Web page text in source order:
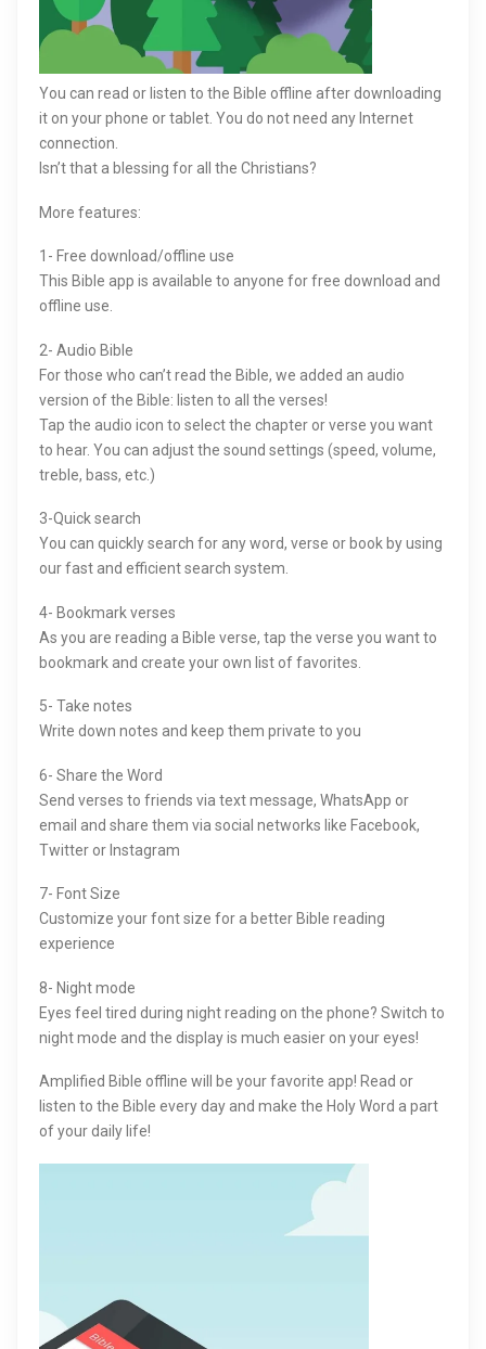
You can read or listen to the Bible offline after downloading
it on your phone or tablet. You do not need any Internet
connection.
Isn’t that a blessing for all the Christians?
More features:
1- Free download/offline use
This Bible app is available to anyone for free download and
offline use.
2- Audio Bible
For those who can’t read the Bible, we added an audio
version of the Bible: listen to all the verses!
Tap the audio icon to select the chapter or verse you want
to hear. You can adjust the sound settings (speed, volume,
treble, bass, etc.)
3-Quick search
You can quickly search for any word, verse or book by using
our fast and efficient search system.
4- Bookmark verses
As you are reading a Bible verse, tap the verse you want to
bookmark and create your own list of favorites.
5- Take notes
Write down notes and keep them private to you
6- Share the Word
Send verses to friends via text message, WhatsApp or
email and share them via social networks like Facebook,
Twitter or Instagram
7- Font Size
Customize your font size for a better Bible reading
experience
8- Night mode
Eyes feel tired during night reading on the phone? Switch to
night mode and the display is much easier on your eyes!
Amplified Bible offline will be your favorite app! Read or
listen to the Bible every day and make the Holy Word a part
of your daily life!